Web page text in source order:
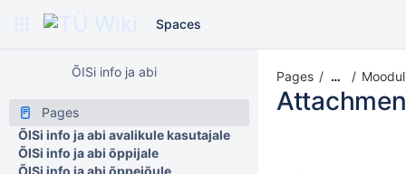
Spaces
ÕISi info ja abi
Pages
ÕISi info ja abi avalikule kasutajale
ÕISi info ja abi õppijale
ÕISi info ja abi õppejõule
Pages …